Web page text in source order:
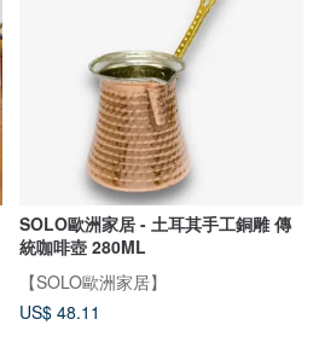
SOLO歐洲家居 - 土耳其手工銅雕 傳
統咖啡壺 280ML
【SOLO歐洲家居】
US$ 48.11